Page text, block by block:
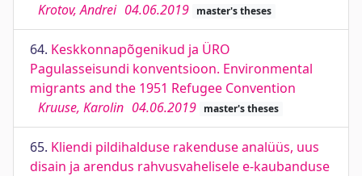
Krotov, Andrei 04.06.2019 master's theses
64. Keskkonnapõgenikud ja ÜRO
Pagulasseisundi konventsioon. Environmental
migrants and the 1951 Refugee Convention
Kruuse, Karolin 04.06.2019 master's theses
65. Kliendi pildihalduse rakenduse analüüs, uus
disain ja arendus rahvusvahelisele e-kaubanduse